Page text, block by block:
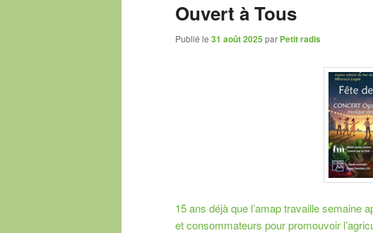
Ouvert à Tous
Publié le 31 août 2025 par Petit radis
15 ans déjà que l’amap travaille semaine
et consommateurs pour promouvoir